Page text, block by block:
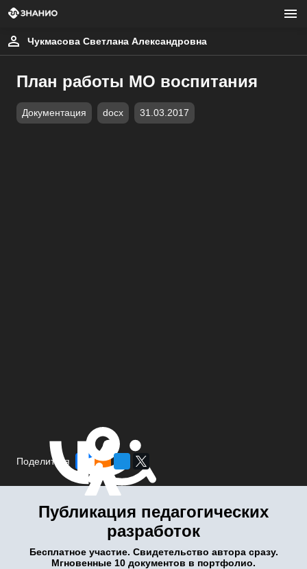
Чукмасова Светлана Александровна
План работы МО воспитания
Документация docx 31.03.2017
Поделиться
Публикация педагогических
разработок
Бесплатное участие. Свидетельство автора сразу.
Мгновенные 10 документов в портфолио.